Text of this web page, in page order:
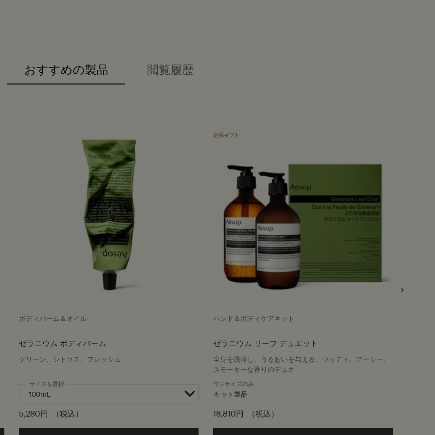
おすすめの製品 閲覧履歴
ボディバーム＆オイル
ゼラニウム ボディバーム
グリーン、シトラス、フレッシュ
サイズを選択
5,280円 （税込）
定番ギフト
ハンド＆ボディケアキット
ゼラニウム リーフ デュエット
全身を洗浄し、うるおいを与える、ウッディ、アーシー、
スモーキーな香りのデュオ
ワンサイズのみ
キット製品
18,810円 （税込）